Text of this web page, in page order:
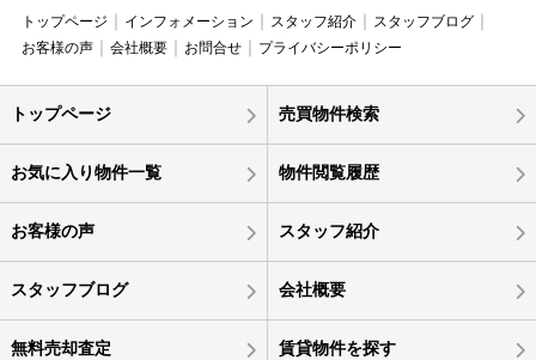
トップページ インフォメーション スタッフ紹介
スタッフブログ
お客様の声
会社概要 お問合せ プライバシーポリシー
トップページ 売買物件検索
お気に入り物件一覧 物件閲覧履歴
お客様の声 スタッフ紹介
スタッフブログ 会社概要
無料売却査定 賃貸物件を探す